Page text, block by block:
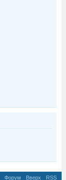
Форум Вверх RSS